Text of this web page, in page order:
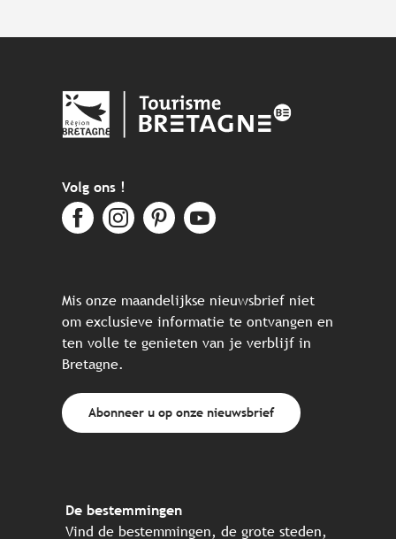
Volg ons !
Mis onze maandelijkse nieuwsbrief niet
om exclusieve informatie te ontvangen en
ten volle te genieten van je verblijf in
Bretagne.
Abonneer u op onze nieuwsbrief
De bestemmingen
Vind de bestemmingen, de grote steden,